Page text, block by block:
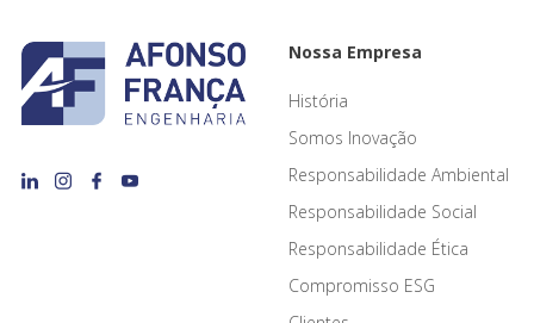
Nossa Empresa
História
Somos Inovação
Responsabilidade Ambiental
Responsabilidade Social
Responsabilidade Ética
Compromisso ESG